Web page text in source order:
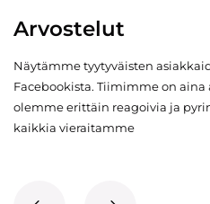
Arvostelut
Näytämme tyytyväisten
Facebookista. Tiimimme on
olemme erittäin reagoivia ja
kaikkia vieraitamme